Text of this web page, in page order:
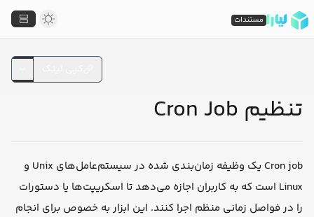
تنظیم Cron Job
Cron job یک وظیفه زمان‌بندی شده در سیستم‌عامل‌های Unix و
Linux است که به کاربران اجازه می‌دهد تا اسکریپت‌ها یا دستورات
را در فواصل زمانی منظم اجرا کنند. این ابزار به خصوص برای انجام
مستندات